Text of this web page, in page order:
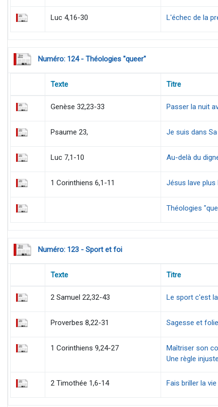
Luc 4,16-30 L'échec de la
Numéro: 124 - Théologies "queer"
Texte Titre
Genèse 32,23-33 Passer la nuit
Psaume 23, Je suis dans
Luc 7,1-10 Au-delà du
1 Corinthiens 6,1-11 Jésus lave plus
Théologies
Numéro: 123 - Sport et foi
Texte Titre
2 Samuel 22,32-43 Le sport c'est
Proverbes 8,22-31 Sagesse et
1 Corinthiens 9,24-27
Maîtriser son
Une règle
2 Timothée 1,6-14 Fais briller la vie